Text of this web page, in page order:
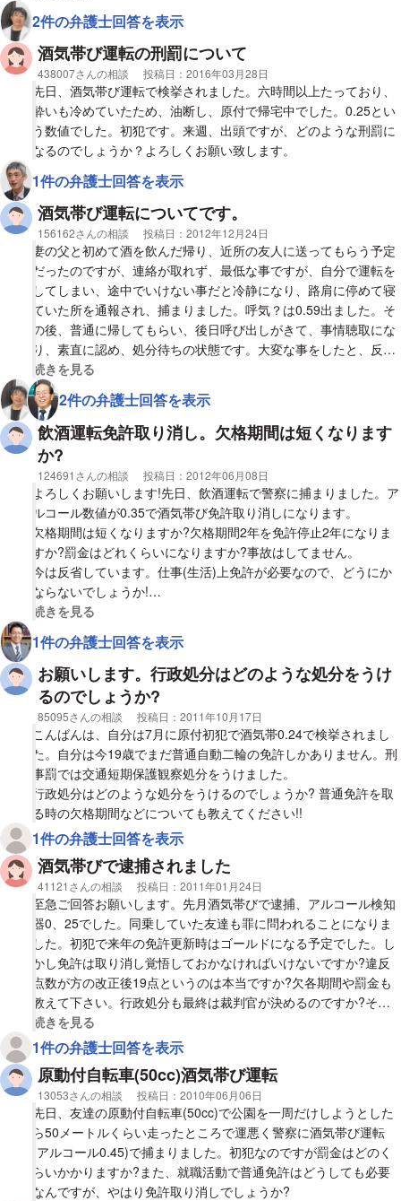
それで、前置きが長くなってしまい申し訳ないのですが、本題で
す。
1つ目、刑事罰に関しては凡そどのような内容になるでしょう
か？原付きで初犯、前科なしでございます。
2つ目、現在大学4年生なのですが、3月に卒業し、4月に就職出来
ることが本日決まりまして
他県へと移ることになるのですが
その場合、裁判は現在住んでいる県に戻って来て受けねばならな
いのでしょうか？
また、転出届は検察に送付しても大丈夫なのでしょうか？
長々となってしまいましたが、ご教授願えればと思います
宜しくお願い致します
状態にしておいてほしいと言われました。
乗っていた原付は押して帰るように言われ、また、
酒気が完全に消えてから再度乗るように言われました。
大きな事故につながらなくて良かったと言われたり、
全くその通りで、自分でもとんでもないことをしたと
思っています。二度と繰り返さないことも、用紙に
〇を付けました。
と、今後の免許がどのような扱いになるのかという
ことです。
よろしくお願いします。
2件の弁護士回答を表示
酒気帯び運転の刑罰について
相談者
438007さんの相談 投稿日： 2016年03月28日
先日、酒気帯び運転で検挙されました。六時間以上たっており、
酔いも冷めていたため、油断し、原付で帰宅中でした。0.25とい
う数値でした。初犯です。来週、出頭ですが、どのような刑罰に
なるのでしょうか？よろしくお願い致します。
1件の弁護士回答を表示
酒気帯び運転についてです。
相談者
156162さんの相談 投稿日： 2012年12月24日
妻の父と初めて酒を飲んだ帰り、近所の友人に送ってもらう予定
だったのですが、連絡が取れず、最低な事ですが、自分で運転を
してしまい、途中でいけない事だと冷静になり、路肩に停めて寝
ていた所を通報され、捕まりました。呼気？は0.59出ました。そ
の後、普通に帰してもらい、後日呼び出しがきて、事情聴取にな
り、素直に認め、処分待ちの状態です。大変な事をしたと、反省
しています。
処分は50万以下の罰金と2年の免許欠格になりそうですが、やは
り酒気帯び運転での減刑は難しいでしょうか？
視覚的に省略された相談全文の
続きを見る
2件の弁護士回答を表示
飲酒運転免許取り消し。欠格期間は短くなります
か?
相談者
124691さんの相談 投稿日： 2012年06月08日
よろしくお願いします!先日、飲酒運転で警察に捕まりました。ア
ルコール数値が0.35で酒気帯び免許取り消しになります。
欠格期間は短くなりますか?欠格期間2年を免許停止2年になりま
すか?罰金はどれくらいになりますか?事故はしてません。
今は反省しています。仕事(生活)上免許が必要なので、どうにか
ならないでしょうか!
あと同乗者が一人乗っていて、同乗者は2年前に飲酒運転で事故
度はどんな処分になるのでしょうか?身勝手ですがどうか教えて
下さい。
視覚的に省略された相談全文の
続きを見る
1件の弁護士回答を表示
お願いします。行政処分はどのような処分をうけ
るのでしょうか?
相談者
85095さんの相談 投稿日： 2011年10月17日
こんばんは、自分は7月に原付初犯で酒気帯0.24で検挙されまし
た。自分は今19歳でまだ普通自動二輪の免許しかありません。刑
事罰では交通短期保護観察処分をうけました。
行政処分はどのような処分をうけるのでしょうか? 普通免許を取
る時の欠格期間などについても教えてください!!
1件の弁護士回答を表示
酒気帯びで逮捕されました
相談者
41121さんの相談 投稿日： 2011年01月24日
至急ご回答お願いします。先月酒気帯びで逮捕、アルコール検知
器0、25でした。同乗していた友達も罪に問われることになりま
した。初犯で来年の免許更新時はゴールドになる予定でした。し
かし免許は取り消し覚悟しておかなければいけないですか?違反
点数が方の改正後19点というのは本当ですか?欠各期間や罰金も
教えて下さい。行政処分も最終は裁判官が決めるのですか?その
判決を公安委員会に通知するんですか?
視覚的に省略された相談全文の
続きを見る
1件の弁護士回答を表示
原動付自転車(50cc)酒気帯び運転
相談者
13053さんの相談 投稿日： 2010年06月06日
先日、友達の原動付自転車(50cc)で公園を一周だけしようとした
ら50メートルくらい走ったところで運悪く警察に酒気帯び運転
(アルコール0.45)で捕まりました。初犯なのですが罰金はどのく
らいかかりますか?また、就職活動で普通免許はどうしても必要
なんですが、やはり免許取り消しでしょうか?